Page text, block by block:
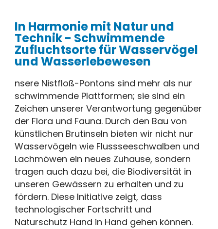
In Harmonie mit Natur und
Technik - Schwimmende
Zufluchtsorte für Wasservögel
und Wasserlebewesen
nsere Nistfloß-Pontons sind mehr als nur
schwimmende Plattformen; sie sind ein
Zeichen unserer Verantwortung gegenüber
der Flora und Fauna. Durch den Bau von
künstlichen Brutinseln bieten wir nicht nur
Wasservögeln wie Flussseeschwalben und
Lachmöwen ein neues Zuhause, sondern
tragen auch dazu bei, die Biodiversität in
unseren Gewässern zu erhalten und zu
fördern. Diese Initiative zeigt, dass
technologischer Fortschritt und
Naturschutz Hand in Hand gehen können.